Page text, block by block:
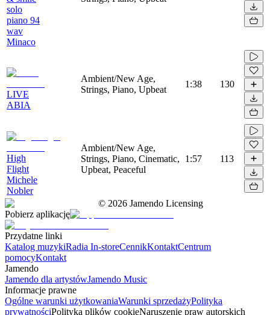
solo
piano 94
wav
Minaco
LIVE
ABIA
Ambient/New Age,
Strings, Piano, Upbeat
1:38 130
High
Flight
Michele
Nobler
Ambient/New Age,
Strings, Piano, Cinematic,
Upbeat, Peaceful
1:57 113
© 2026 Jamendo Licensing
Pobierz aplikację
Przydatne linki
Katalog muzykiRadia In-storeCennikKontaktCentrum
pomocyKontakt
Jamendo
Jamendo dla artystówJamendo Music
Informacje prawne
Ogólne warunki użytkowaniaWarunki sprzedażyPolityka
prywatnościPolityka plików cookieNaruszenie praw autorskich